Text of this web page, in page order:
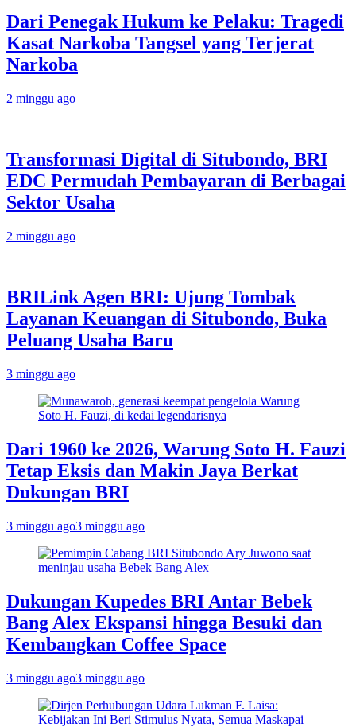
Dari Penegak Hukum ke Pelaku: Tragedi
Kasat Narkoba Tangsel yang Terjerat
Narkoba
2 minggu ago
Transformasi Digital di Situbondo, BRI
EDC Permudah Pembayaran di Berbagai
Sektor Usaha
2 minggu ago
BRILink Agen BRI: Ujung Tombak
Layanan Keuangan di Situbondo, Buka
Peluang Usaha Baru
3 minggu ago
Dari 1960 ke 2026, Warung Soto H. Fauzi
Tetap Eksis dan Makin Jaya Berkat
Dukungan BRI
3 minggu ago3 minggu ago
Dukungan Kupedes BRI Antar Bebek
Bang Alex Ekspansi hingga Besuki dan
Kembangkan Coffee Space
3 minggu ago3 minggu ago